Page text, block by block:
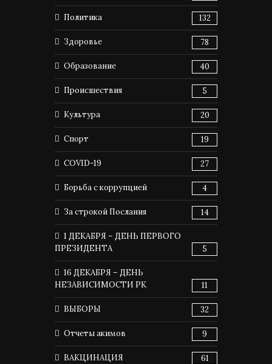
Политика 132
Здоровье 78
Образование 40
Происшествия 5
Культура 20
Спорт 19
COVID-19 27
Борьба с коррупцией 4
За строкой Послания 14
1 ДЕКАБРЯ – ДЕНЬ ПЕРВОГО
ПРЕЗИДЕНТА
5
16 ДЕКАБРЯ – ДЕНЬ
НЕЗАВИСИМОСТИ РК
11
ВЫБОРЫ 32
Отчеты акимов 9
ВАКЦИНАЦИЯ 61